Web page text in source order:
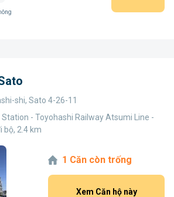
shi, Sato 4-26-11
- Toyohashi Railway Atsumi Line -
bộ, 2.4 km
1 Căn còn trống
Xem Căn hộ này